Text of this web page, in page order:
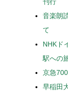
音楽朗
て
NHKド
駅への
京急
早稲田